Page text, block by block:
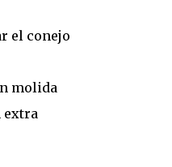
el conejo
molida
extra